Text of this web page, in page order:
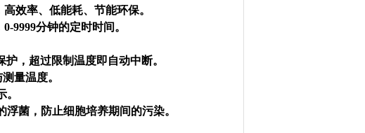
高效率、低能耗、节能环保。
0-9999分钟的定时时间。
，超过限制温度即自动中断。
量温度。
菌，防止细胞培养期间的污染。